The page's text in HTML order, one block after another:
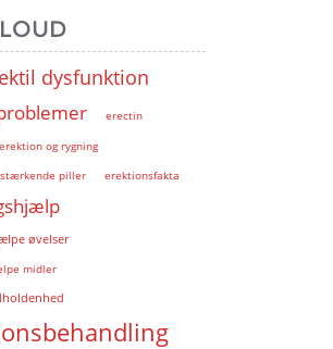
dysfunktion
erectin
erektion og rygning
piller
erektionsfakta
øvelser
midler